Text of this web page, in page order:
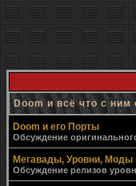
Doom и всё что с ним
Doom и его Порты
Обсуждение
Мегавады, Уровни, Моды
Обсуждение релизов